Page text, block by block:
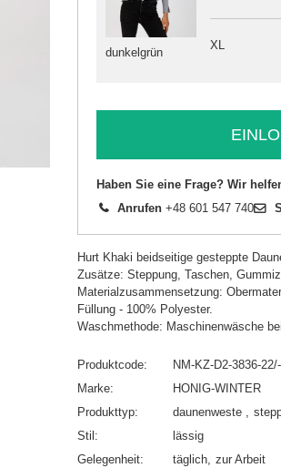
dunkelgrün
XL
Haben Sie eine Frage? Wir
Anrufen +48 601 547 740
Hurt Khaki beidseitige gesteppte
Zusätze: Steppung, Taschen,
Materialzusammensetzung:
Füllung - 100% Polyester.
Waschmethode: Maschinenwäsche
Produktcode
NM-KZ-D2-3836-
Marke
HONIG-WINTER
Produkttyp
daunenweste
Stil
lässig
Gelegenheit
täglich zur Arbeit